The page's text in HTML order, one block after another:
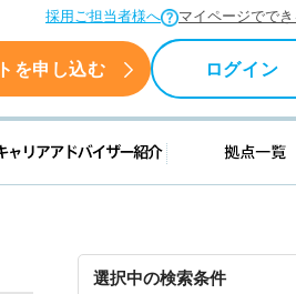
採用ご担当者様へ マイページででき
を申し込む ログイン
職支援情報 キャリアアドバイ
選択中の検索条件